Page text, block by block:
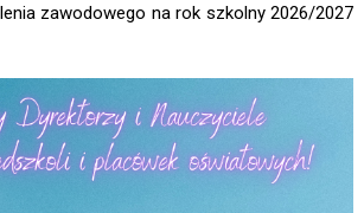
zawodowego na rok szkolny 2026/2027